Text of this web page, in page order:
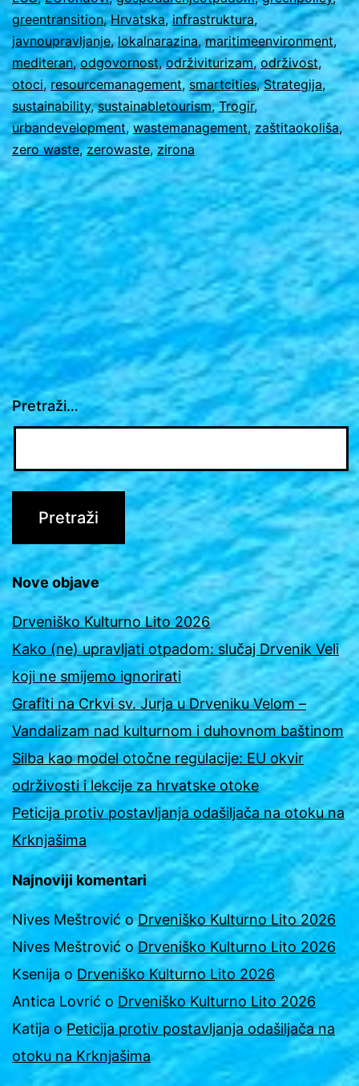
greentransition,Hrvatska,infrastruktura,
javnoupravljanje,lokalnarazina,maritimeenvironment,
mediteran,odgovornost,održiviturizam,održivost,
otoci,resourcemanagement, smartcities,Strategija,
sustainability,sustainabletourism,Trogir,
urbandevelopment, wastemanagement,zaštitaokoliša,
zero waste,zerowaste,zirona
Pretraži…
Nove objave
Drveniško Kulturno Lito 2026
Kako (ne) upravljati otpadom: slučaj Drvenik Veli
koji ne smijemo ignorirati
Grafiti na Crkvi sv. Jurja u Drveniku Velom –
Vandalizam nad kulturnom i duhovnom baštinom
Silba kao model otočne regulacije: EU okvir
održivosti i lekcije za hrvatske otoke
Peticija protiv postavljanja odašiljača na otoku na
Krknjašima
Najnoviji komentari
Nives MeštrovićoDrveniško Kulturno Lito 2026
Nives MeštrovićoDrveniško Kulturno Lito 2026
Ksenija o Drveniško Kulturno Lito 2026
Antica Lovrić o Drveniško Kulturno Lito 2026
Katija oPeticija protiv postavljanja odašiljača na
otoku na Krknjašima